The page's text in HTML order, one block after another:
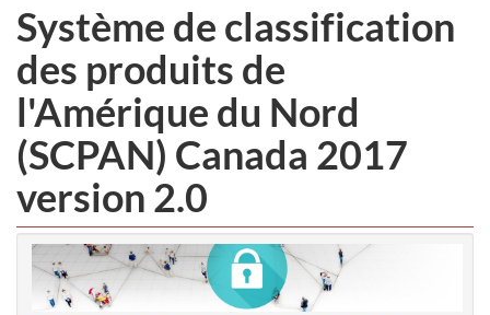
Système de classification
des produits de
l'Amérique du Nord
(SCPAN) Canada 2017
version 2.0